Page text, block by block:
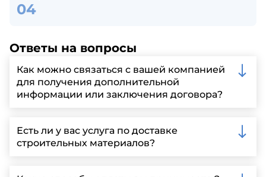
Ответы на вопросы
Как можно связаться с вашей компанией
для получения дополнительной
информации или заключения договора?
запрос через нашу официальную почту или
заполнить форму на нашем сайте для более
детальной информации и организации встречи.
Есть ли у вас услуга по доставке
строительных материалов?
Ленинградской области, у нас собственный